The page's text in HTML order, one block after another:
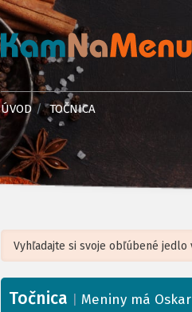
ÚVOD TOČNICA
+
Točnica Meniny má Oskar